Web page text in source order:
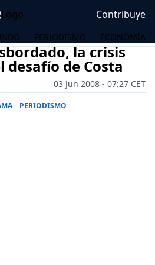
Contribuye
PERIODISMO ECONOMÍA
la crisis
desafío de Costa
03 Jun 2008 - 07:27 CET
PERIODISMO